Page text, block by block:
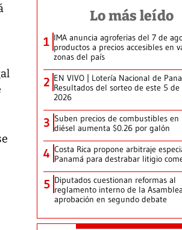
Lo más leído
1 IMA anuncia agroferias del 7 de
productos a precios accesibles en
zonas del país
2 EN VIVO | Lotería Nacional de
Resultados del sorteo de este 5
2026
3 Suben precios de combustibles en
diésel aumenta $0.26 por galón
4 Costa Rica propone arbitraje
Panamá para destrabar litigio
5 Diputados cuestionan reformas al
reglamento interno de la
aprobación en segundo debate